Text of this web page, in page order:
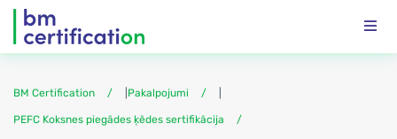
BM Certification Pakalpojumi
PEFC Koksnes piegādes ķēdes sertifikācija